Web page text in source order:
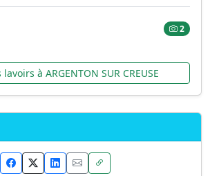
2
à ARGENTON SUR CREUSE